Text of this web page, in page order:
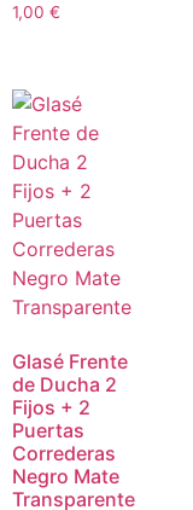
1,00 €
Glasé Frente
de Ducha 2
Fijos + 2
Puertas
Correderas
Negro Mate
Transparente